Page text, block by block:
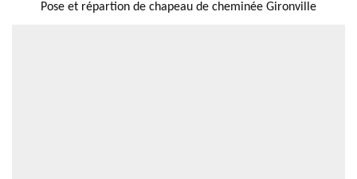
Pose et répartion de chapeau de cheminée Gironville